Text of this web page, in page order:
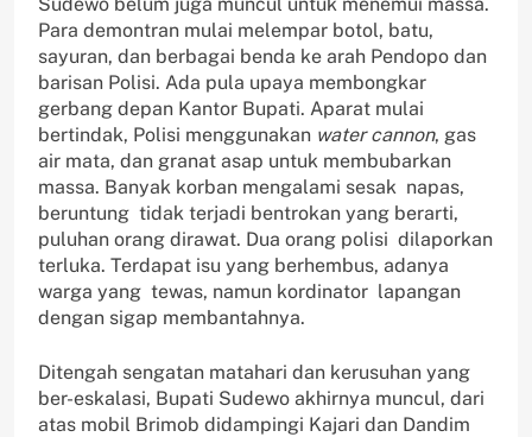
Para demontran mulai melempar botol, batu,
sayuran, dan berbagai benda ke arah Pendopo dan
barisan Polisi. Ada pula upaya membongkar
gerbang depan Kantor Bupati. Aparat mulai
bertindak, Polisi menggunakan water cannon, gas
air mata, dan granat asap untuk membubarkan
massa. Banyak korban mengalami sesak napas,
beruntung tidak terjadi bentrokan yang berarti,
puluhan orang dirawat. Dua orang polisi dilaporkan
terluka. Terdapat isu yang berhembus, adanya
warga yang tewas, namun kordinator lapangan
dengan sigap membantahnya.
Ditengah sengatan matahari dan kerusuhan yang
ber-eskalasi, Bupati Sudewo akhirnya muncul, dari
atas mobil Brimob didampingi Kajari dan Dandim